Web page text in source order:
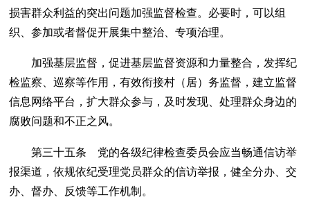
损害群众利益的突出问题加强监督检查。必要时，可以组
织、参加或者督促开展集中整治、专项治理。
加强基层监督，促进基层监督资源和力量整合，发挥纪
检监察、巡察等作用，有效衔接村（居）务监督，建立监督
信息网络平台，扩大群众参与，及时发现、处理群众身边的
腐败问题和不正之风。
第三十五条 党的各级纪律检查委员会应当畅通信访举
报渠道，依规依纪受理党员群众的信访举报，健全分办、交
办、督办、反馈等工作机制。